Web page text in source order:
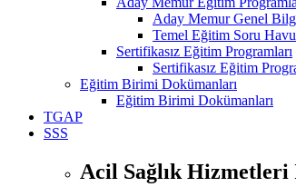
Aday Memur Genel
Temel Eğitim Soru
Sertifikasız Eğitim Programları
Sertifikasız Eğitim
Eğitim Birimi Dokümanları
Eğitim Birimi Dokümanları
TGAP
SSS
Acil Sağlık